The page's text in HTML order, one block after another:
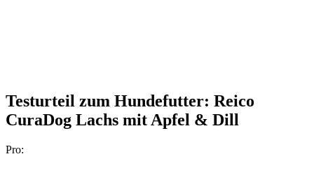
Testurteil zum Hundefutter: Reico
CuraDog Lachs mit Apfel & Dill
Pro: